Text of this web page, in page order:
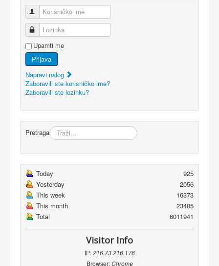
Korisničko ime
Lozinka
Upamti me
Prijava
Napravi nalog
Zaboravili ste korisničko ime?
Zaboravili ste lozinku?
Pretraga
Today
925
Yesterday
2056
This week
16373
This month
23405
Total
6011941
Visitor Info
IP:216.73.216.176
Browser:Chrome